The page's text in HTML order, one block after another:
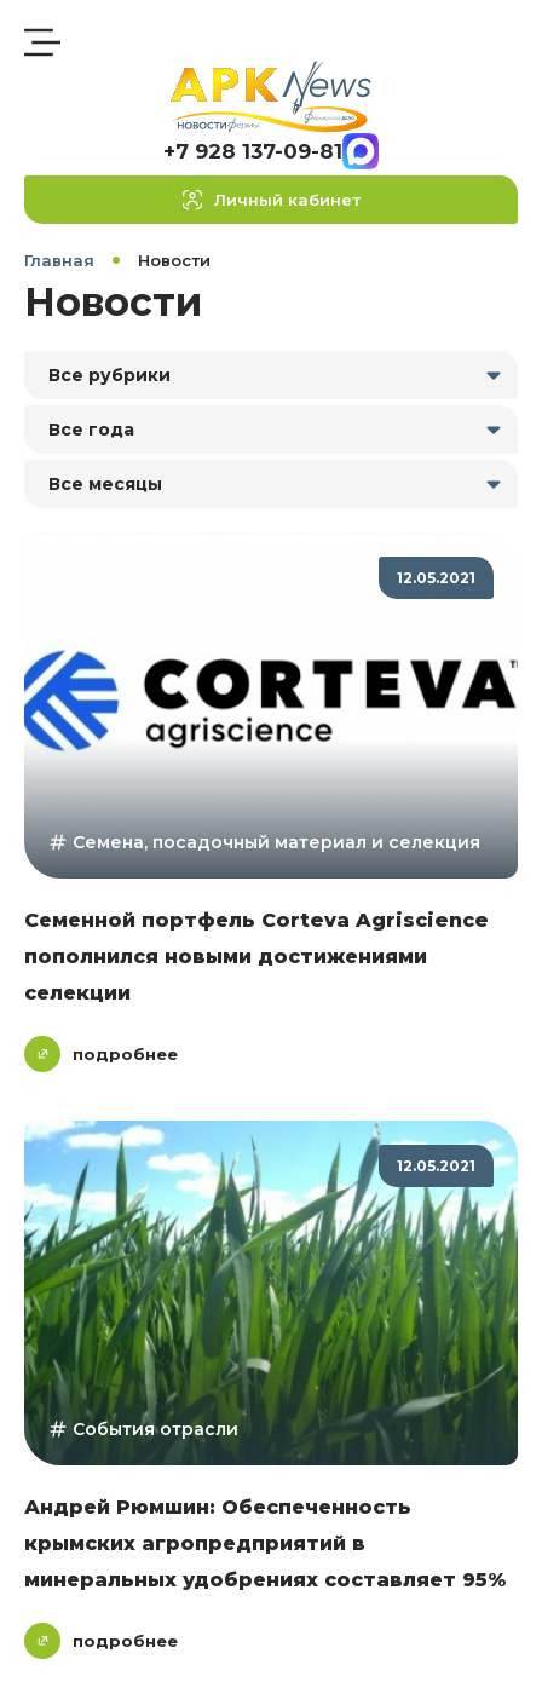
+7 928 137-09-81
Личный кабинет
Главная Новости
Новости
Все рубрики
Все года
Все месяцы
12.05.2021
Семена, посадочный материал и селекция
Семенной портфель Corteva Agriscience
пополнился новыми достижениями
селекции
подробнее
12.05.2021
События отрасли
Андрей Рюмшин: Обеспеченность
крымских агропредприятий в
минеральных удобрениях составляет 95%
подробнее